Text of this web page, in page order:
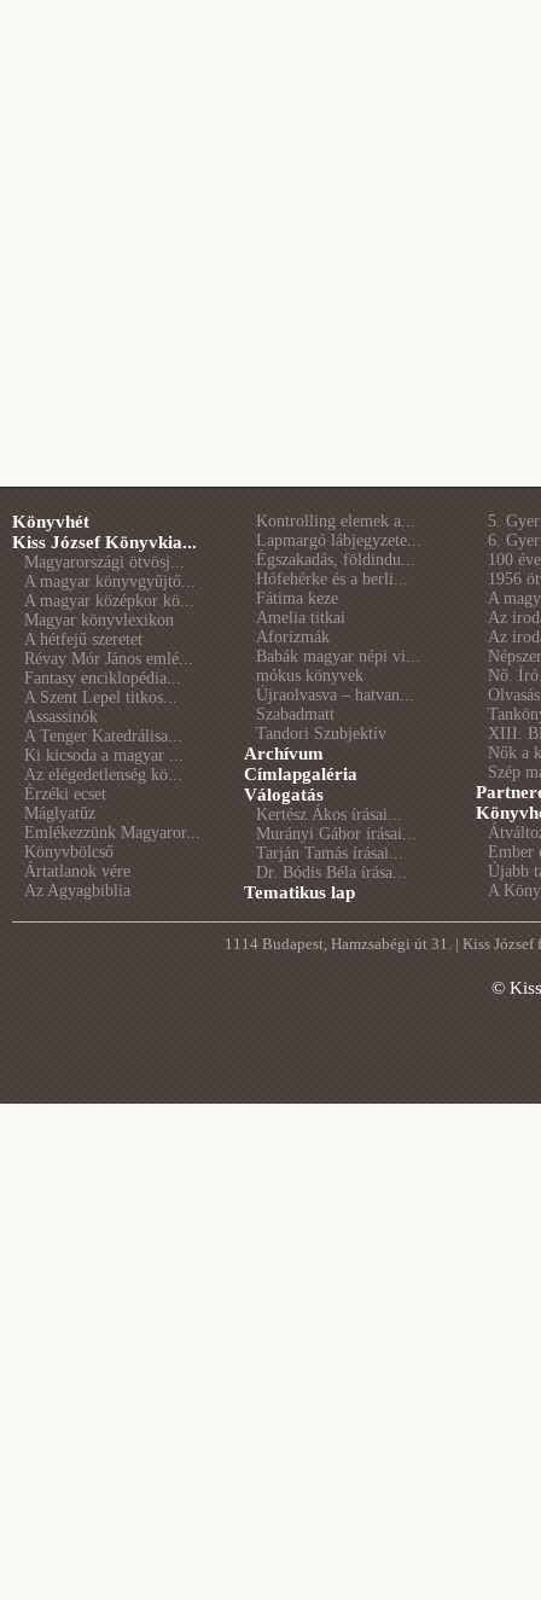
Könyvhét
Kiss József Könyvkia...
Magyarországi ötvösj...
A magyar könyvgyűjtő...
A magyar középkor kö...
Magyar könyvlexikon
A hétfejű szeretet
Révay Mór János emlé...
Fantasy enciklopédia...
A Szent Lepel titkos...
Assassinók
A Tenger Katedrálisa...
Ki kicsoda a magyar ...
Az elégedetlenség kö...
Érzéki ecset
Máglyatűz
Emlékezzünk Magyaror...
Könyvbölcső
Ártatlanok vére
Az Agyagbiblia
Kontrolling elemek a...
Lapmargó lábjegyzete...
Égszakadás, földindu...
Hófehérke és a berli...
Fátima keze
Amelia titkai
Aforizmák
Babák magyar népi vi...
mókus könyvek
Újraolvasva – hatvan...
Szabadmatt
Tandori Szubjektív
Archívum
Címlapgaléria
Válogatás
Kertész Ákos írásai...
Murányi Gábor írásai...
Tarján Tamás írásai...
Dr. Bódis Béla írása...
Tematikus lap
5.
6.
100
1956
A
Az
Az
Nő.
XIII.
Nők a
Szép
Ember
Újabb
A
1114 Budapest, Hamzsabégi út 31. | Kiss
©